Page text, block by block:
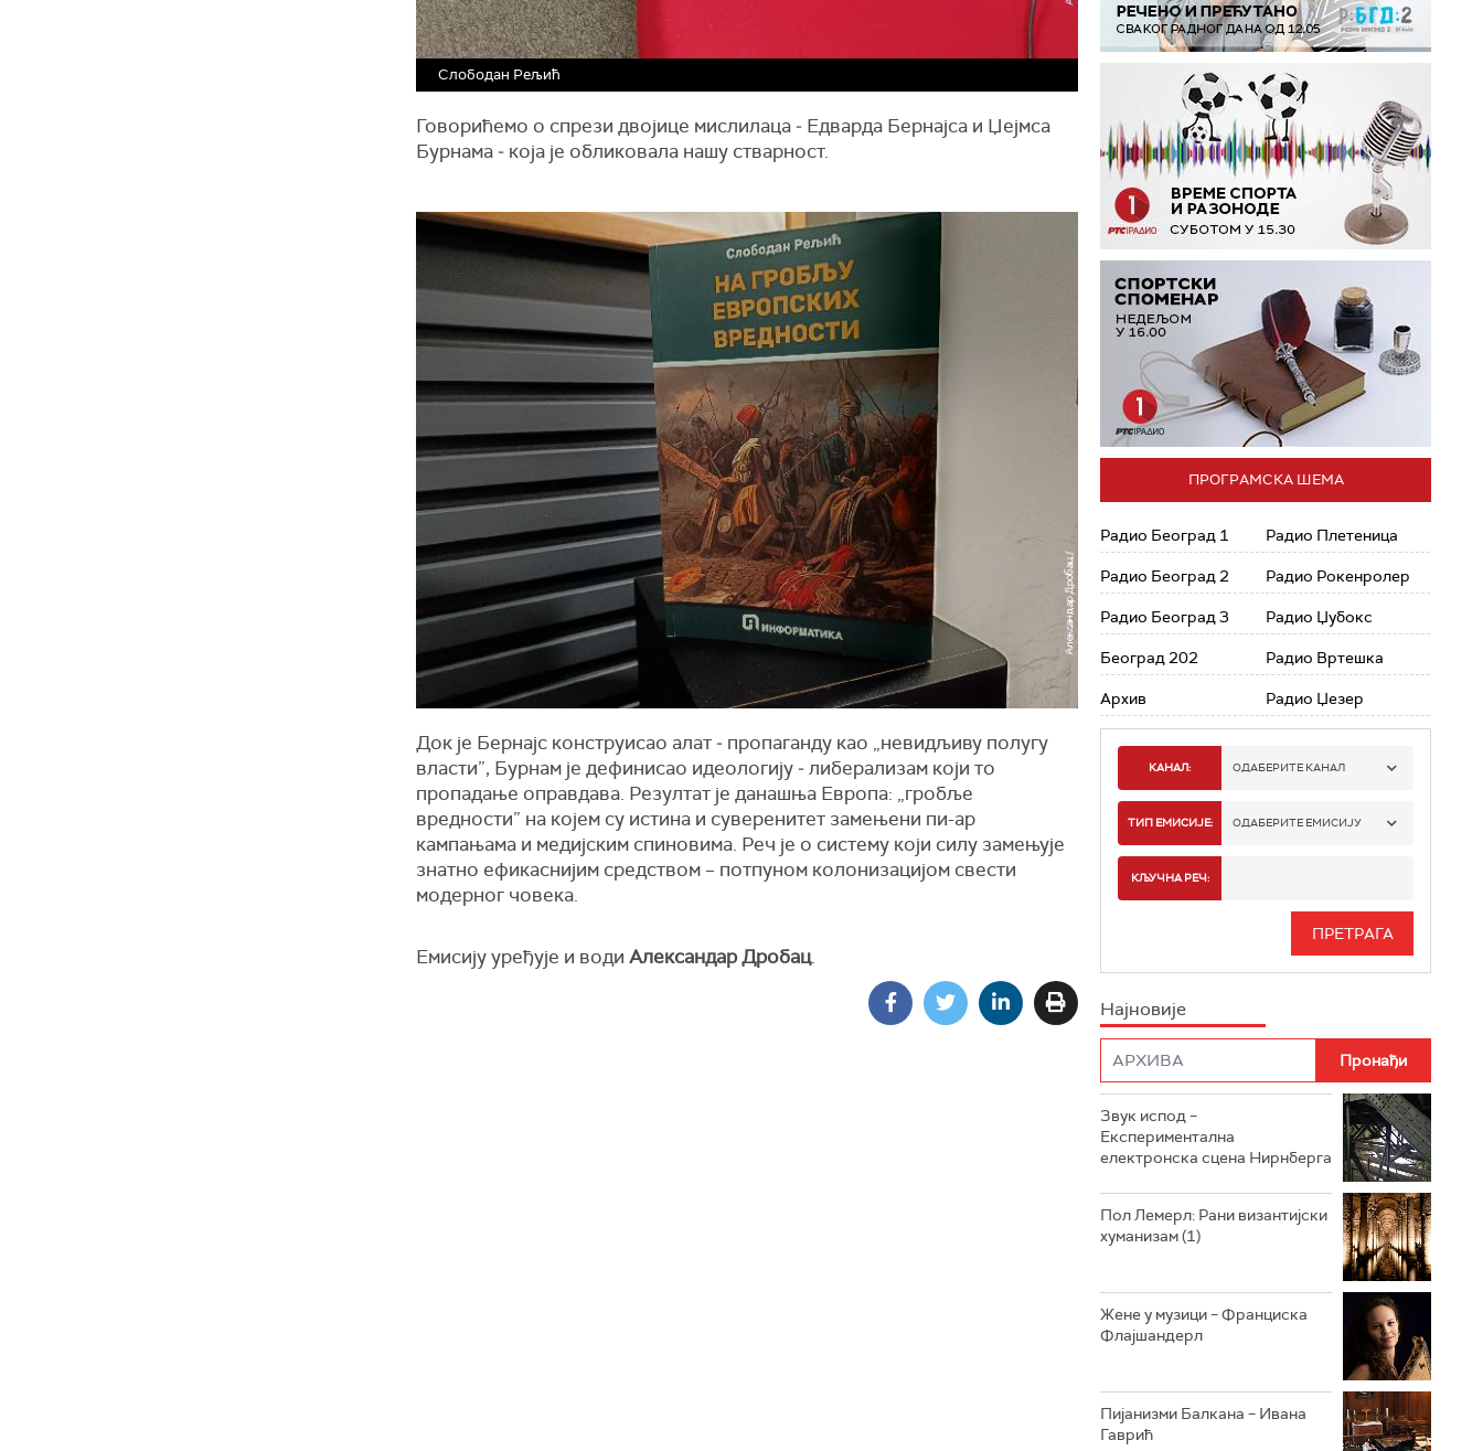
Слободан Рељић
Говорићемо о спрези двојице мислилаца ‒ Едварда Бернајса и Џејмса
Бурнама ‒ која је обликовала нашу стварност.
Док је Бернајс конструисао алат ‒ пропаганду као „невидљиву полугу
власти”, Бурнам је дефинисао идеологију ‒ либерализам који то
пропадање оправдава. Резултат је данашња Европа: „гробље
вредности” на којем су истина и суверенитет замењени пи-ар
кампањама и медијским спиновима. Реч је о систему који силу замењује
знатно ефикаснијим средством – потпуном колонизацијом свести
модерног човека.
Емисију уређује и води Александар Дробац.
ПРОГРАМСКА ШЕМА
Радио Београд 1
Радио Београд 2
Радио Београд 3
Београд 202
Архив
Радио Плетеница
Радио Рокенролер
Радио Џубокс
Радио Вртешка
Радио Џезер
КАНАЛ: ОДАБЕРИТЕ КАНАЛ
РАДИО БЕОГРАД 1
РАДИО БЕОГРАД 3
РАДИО РОКЕНРОЛЕР
РАДИО ЏУБОКС
РАДИО ВРТЕШКА
РАДИО ЏЕЗЕР
ТИП ЕМИСИЈЕ: ОДАБЕРИТЕ ЕМИСИЈУ
ИНФО
КЉУЧНА РЕЧ:
Најновије
Звук испод –
Експериментална
електронска сцена Нирнберга
Пол Лемерл: Рани византијски
хуманизам (1)
Жене у музици – Франциска
Флајшандерл
Пијанизми Балкана – Ивана
Гаврић